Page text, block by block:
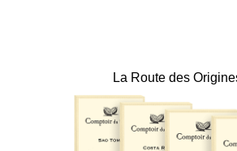
La Route des